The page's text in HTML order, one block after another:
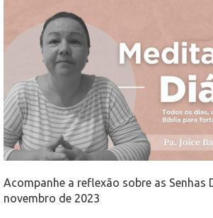
Acompanhe a reflexão sobre as Senhas
novembro de 2023